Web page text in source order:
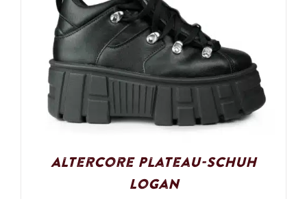
Altercore Plateau-Schuh
Logan